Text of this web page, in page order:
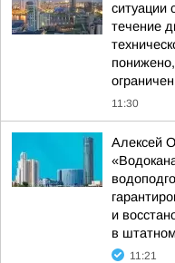
ситуации
течение
11:30
Алексей
и
в
11:21